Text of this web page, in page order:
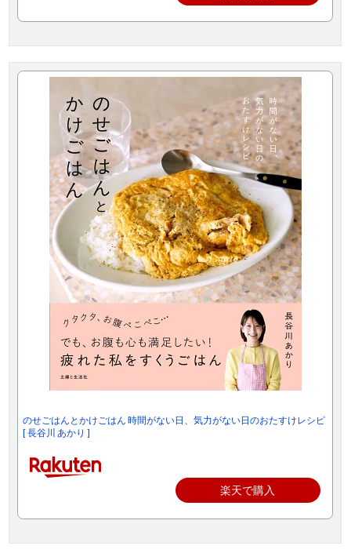
のせごはんとかけごはん 時間がない日、気力がない日のおたすけレシピ
[ 長谷川 あかり ]
楽天で購入